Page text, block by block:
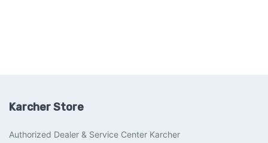
Karcher Store
Authorized Dealer & Service Center Karcher